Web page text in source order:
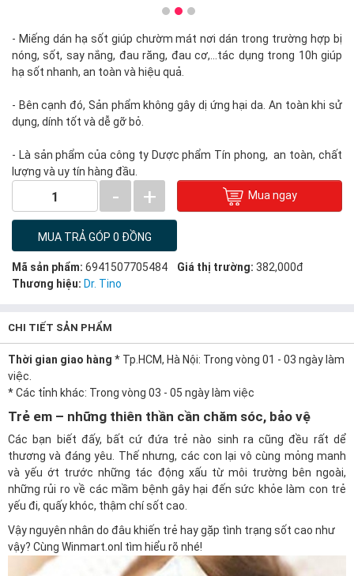
- Miếng dán hạ sốt giúp chườm mát nơi dán trong trường hợp bị
nóng, sốt, say nắng, đau răng, đau cơ,...tác dụng trong 10h giúp
hạ sốt nhanh, an toàn và hiệu quả.
- Bên cạnh đó, Sản phẩm không gây dị ứng hại da. An toàn khi sử
dụng, dính tốt và dễ gỡ bỏ.
- Là sản phẩm của công ty Dược phẩm Tín phong, an toàn, chất
lượng và uy tín hàng đầu.
1 - + Mua ngay
MUA TRẢ GÓP 0 ĐỒNG
Mã sản phẩm: 6941507705484 Giá thị trường: 382,000đ
Thương hiệu: Dr. Tino
CHI TIẾT SẢN PHẨM
Thời gian giao hàng * Tp.HCM, Hà Nội: Trong vòng 01 - 03 ngày làm
việc.
* Các tỉnh khác: Trong vòng 03 - 05 ngày làm việc
Trẻ em – những thiên thần cần chăm sóc, bảo vệ
Các bạn biết đấy, bất cứ đứa trẻ nào sinh ra cũng đều rất dể
thương và đáng yêu. Thế nhưng, các con lại vô cùng mỏng manh
và yếu ớt trước những tác động xấu từ môi trường bên ngoài,
những rủi ro về các mầm bệnh gây hại đến sức khỏe làm con trẻ
yếu đi, quấy khóc, thậm chí sốt cao.
Vậy nguyên nhân do đâu khiến trẻ hay gặp tình trạng sốt cao như
vậy? Cùng Winmart.onl tìm hiểu rõ nhé!